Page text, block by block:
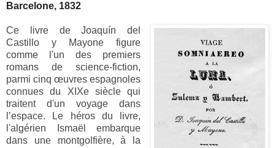
Barcelone, 1832
Ce livre de Joaquín del
Castillo y Mayone figure
comme l'un des premiers
romans de science-fiction,
parmi cinq œuvres espagnoles
connues du XIXe siècle qui
traitent d'un voyage dans
l’espace. Le héros du livre,
l'algérien Ismaël embarque
dans une montgolfière, à la